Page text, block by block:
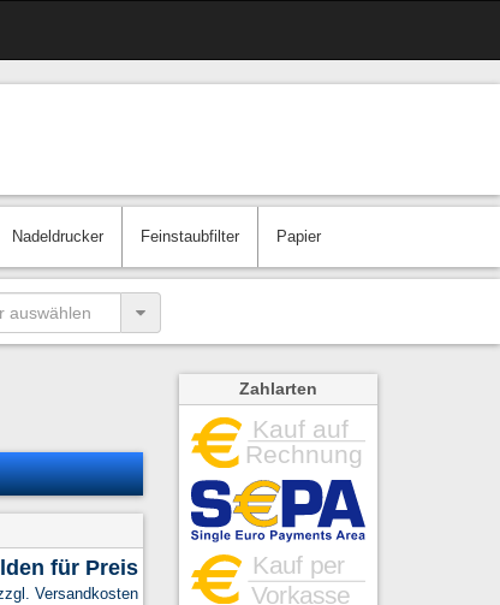
Nadeldrucker Feinstaubfilter Papier
für Preis
Versandkosten
Zahlarten